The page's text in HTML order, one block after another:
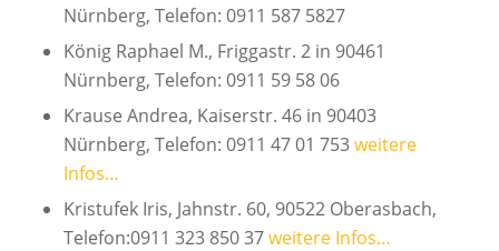
Nürnberg, Telefon: 0911 587 5827
König Raphael M., Friggastr. 2 in 90461
Nürnberg, Telefon: 0911 59 58 06
Krause Andrea, Kaiserstr. 46 in 90403
Nürnberg, Telefon: 0911 47 01 753weitere
Infos…
Kristufek Iris, Jahnstr. 60, 90522 Oberasbach,
Telefon:0911 323 850 37weitere Infos…